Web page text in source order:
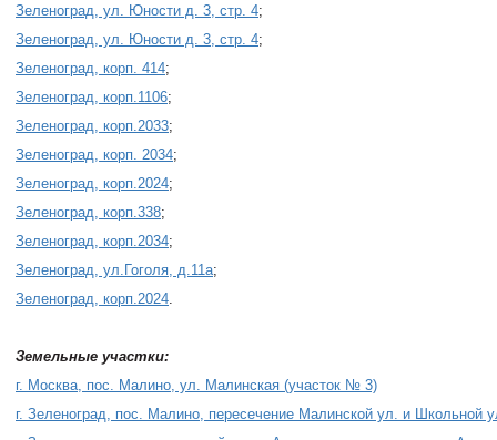
Зеленоград, ул. Юности д. 3, стр. 4;
Зеленоград, ул. Юности д. 3, стр. 4;
Зеленоград, корп. 414;
Зеленоград, корп.1106;
Зеленоград, корп.2033;
Зеленоград, корп. 2034;
Зеленоград, корп.2024;
Зеленоград, корп.338;
Зеленоград, корп.2034;
Зеленоград, ул.Гоголя, д.11а;
Зеленоград, корп.2024
Земельные участки:
г. Москва, пос. Малино, ул. Малинская (участок № 3)
г. Зеленоград, пос. Малино, пересечение Малинской ул. и Школьной